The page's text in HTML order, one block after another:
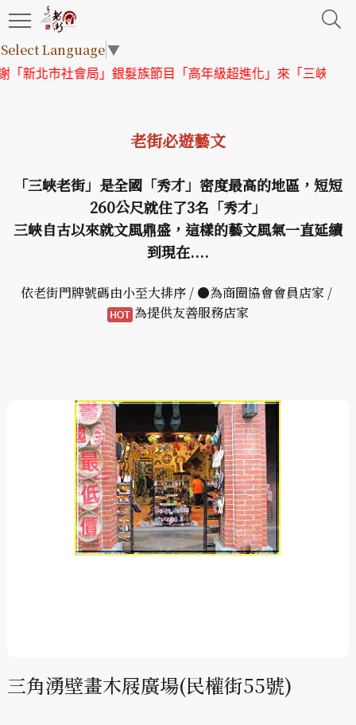
Select Language▼
市社會局」銀髮族節目「高年級超進化」來「三峽老街」取景
老街必遊藝文
「三峽老街」是全國「秀才」密度最高的地區，短短
260公尺就住了3名「秀才」
三峽自古以來就文風鼎盛，這樣的藝文風氣一直延續
到現在....
依老街門牌號碼由小至大排序 / ●為商圈協會會員店家 /
為提供友善服務店家
三角湧壁畫木屐廣場(民權街55號)